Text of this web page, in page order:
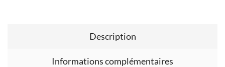
Description
Informations complémentaires